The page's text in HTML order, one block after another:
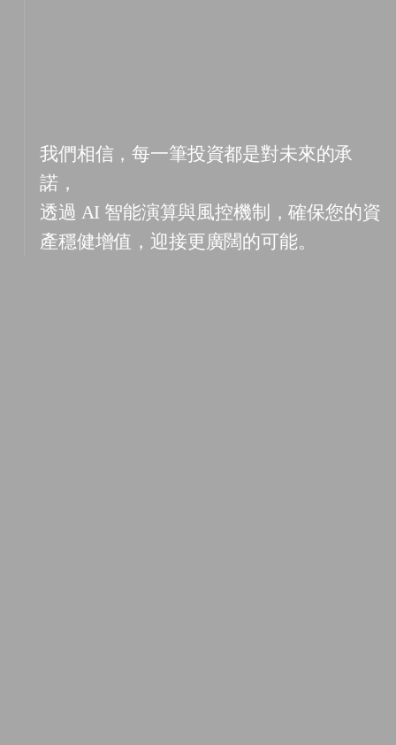
從交易數據中發掘市場規律，透過 AI 幫助
投資者降低風險，把握最佳機會，
讓每一步財務決策都踏實可靠、充滿信
心。
我們相信，每一筆投資都是對未來的承
諾，
透過 AI 智能演算與風控機制，確保您的資
產穩健增值，迎接更廣闊的可能。